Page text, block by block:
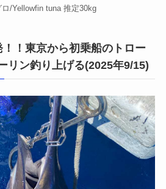
/Yellowfin tuna 推定30kg
！東京から初乗船のトロー
リン釣り上げる(2025年9/15)